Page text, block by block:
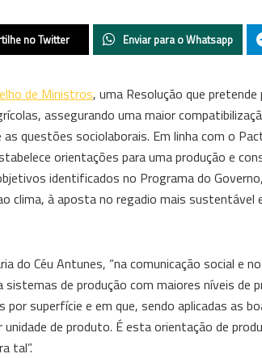
no Twitter Enviar para o Whatsapp
de Ministros, uma Resolução que
assegurando uma maior
questões sociolaborais. Em linha com o
orientações para uma produção e
identificados no Programa do
clima, à aposta no regadio mais
do Céu Antunes, “na comunicação social e
de produção com maiores níveis
superfície e em que, sendo aplicadas as
de produto. É esta orientação de
tal”.